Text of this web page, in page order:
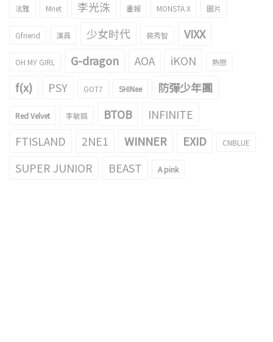
泫雅 Mnet 李光洙 畫報 MONSTA X 圖片
Gfriend 演員 少女时代 裴秀智 VIXX
OH MY GIRL G-dragon AOA iKON 熱戀
f(x) PSY GOT7 SHINee 防彈少年團
Red Velvet 李敏鎬 BTOB
INFINITE
FTISLAND
2NE1 WINNER EXID CNBLUE
SUPER JUNIOR BEAST A pink